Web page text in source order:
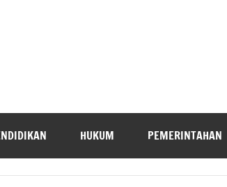
HUKUM PEMERINTAHAN